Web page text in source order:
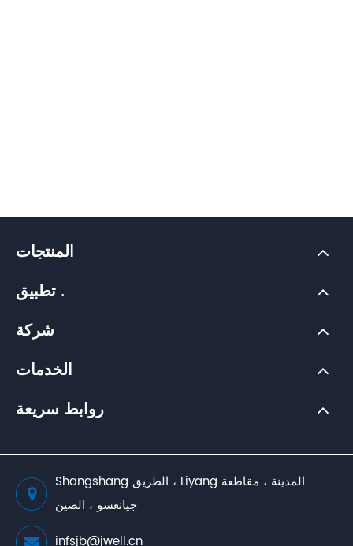
المنتجات
تطبيق .
شركة
الخدمات
روابط سريعة
Shangshang الطريق ، Liyang المدينة ، مقاطعة
جيانغسو ، الصين
infsjb@jwell.cn